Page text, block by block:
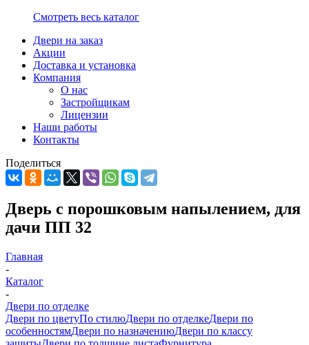
Смотреть весь каталог
Двери на заказ
Акции
Доставка и установка
Компания
О нас
Застройщикам
Лицензии
Наши работы
Контакты
Поделиться
Дверь с порошковым напылением, для
дачи ПП 32
Главная
-
Каталог
-
Двери по отделке
Двери по цветуПо стилюДвери по отделкеДвери по
особенностямДвери по назначениюДвери по классу